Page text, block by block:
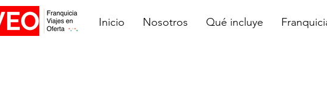
Inicio Nosotros Qué incluye